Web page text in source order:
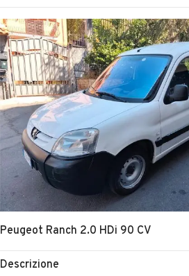
Peugeot Ranch 2.0 HDi 90 CV
Descrizione